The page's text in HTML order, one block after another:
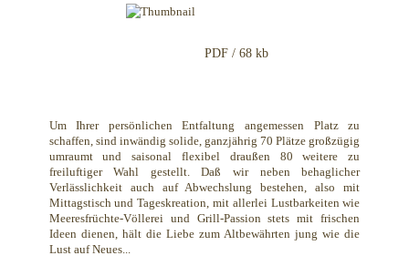
PDF / 68 kb
Um Ihrer persönlichen Entfaltung angemessen Platz zu
schaffen, sind inwändig solide, ganzjährig 70 Plätze großzügig
umraumt und saisonal flexibel draußen 80 weitere zu
freiluftiger Wahl gestellt. Daß wir neben behaglicher
Verlässlichkeit auch auf Abwechslung bestehen, also mit
Mittagstisch und Tageskreation, mit allerlei Lustbarkeiten wie
Meeresfrüchte-Völlerei und Grill-Passion stets mit frischen
Ideen dienen, hält die Liebe zum Altbewährten jung wie die
Lust auf Neues...